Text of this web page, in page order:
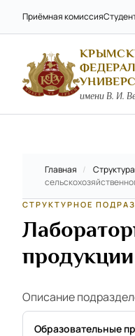
Приёмная комиссия
имени В. И.
Главная / Структура
СТРУКТУРНОЕ
продукции
Описание
Образовательные